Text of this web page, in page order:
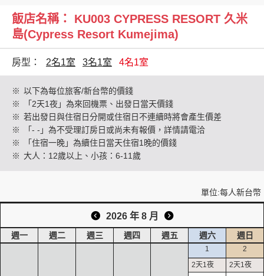
飯店名稱： KU003 CYPRESS RESORT 久米
島(Cypress Resort Kumejima)
房型： 2名1室 3名1室 4名1室
※ 以下為每位旅客/新台幣的價錢
※
「2天1夜」為來回機票、出發日當天價錢
※ 若出發日與住宿日分開或住宿日不連續時將會產生價差
※
「- -」為不受理訂房日或尚未有報價，詳情請電洽
※
「住宿一晚」為續住日當天住宿1晚的價錢
※ 大人：12歲以上、小孩：6-11歲
單位:每人新台幣
2026 年 8 月
週一 週二 週三 週四 週五 週六 週日
1 2